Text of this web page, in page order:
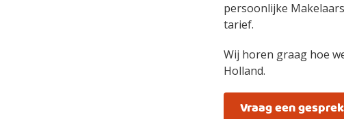
persoonlijke
tarief.
Wij horen graag hoe
Holland.
Vraag een